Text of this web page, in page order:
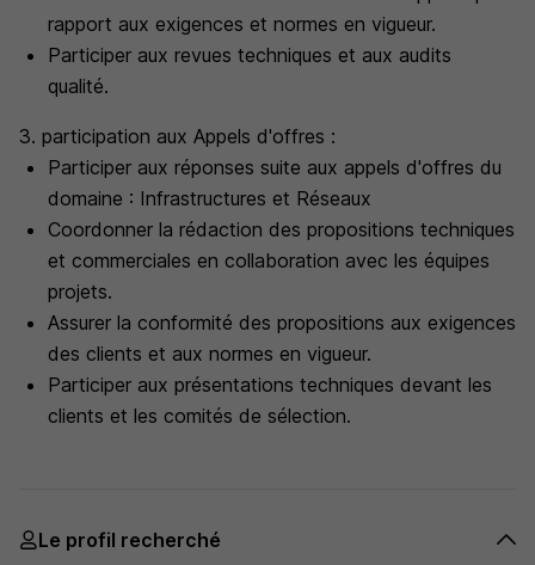
rapport aux exigences et normes en vigueur.
Participer aux revues techniques et aux audits
qualité.
3. participation aux Appels d'offres :
Participer aux réponses suite aux appels d'offres du
domaine : Infrastructures et Réseaux
Coordonner la rédaction des propositions techniques
et commerciales en collaboration avec les équipes
projets.
Assurer la conformité des propositions aux exigences
des clients et aux normes en vigueur.
Participer aux présentations techniques devant les
clients et les comités de sélection.
Le profil recherché